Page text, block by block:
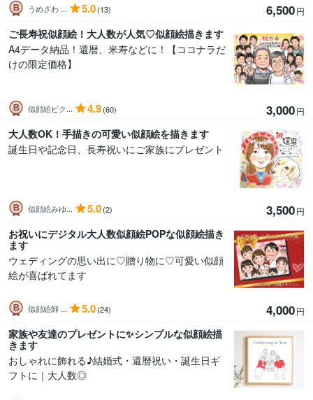
うめざわ ... 5.0(13) 6,500円
ご長寿祝似顔絵！大人数が人気♡似顔絵描きます
A4データ納品！還暦、米寿などに！【ココナラだ
けの限定価格】
似顔絵ビク... 4.9(60) 3,000円
大人数OK！手描きの可愛い似顔絵を描きます
誕生日や記念日、長寿祝いにご家族にプレゼント
似顔絵みゆ... 5.0(2) 3,500円
お祝いにデジタル大人数似顔絵POPな似顔絵描き
ます
ウェディングの思い出に♡贈り物に♡可愛い似顔
絵が喜ばれてます
似顔絵師 ... 5.0(24) 4,000円
家族や友達のプレゼントに✨シンプルな似顔絵描
きます
おしゃれに飾れる♪結婚式・還暦祝い・誕生日ギ
フトに｜大人数◎